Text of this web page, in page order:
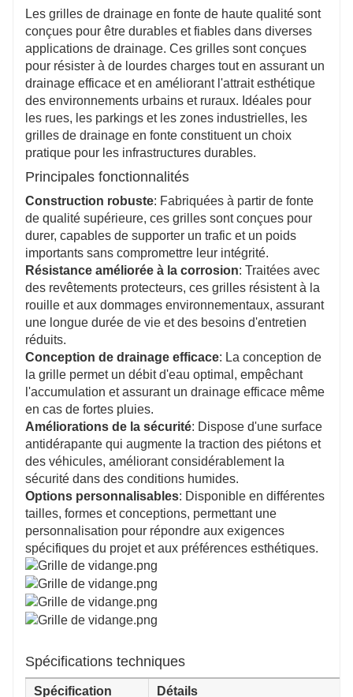
d'économiser sur les coûts de maintenance à long
terme.
Attrait écologique et esthétique
Fabriquées à partir de fonte recyclable, ces grilles
soutiennent la durabilité tout en offrant des designs
élégants qui mettent en valeur les paysages urbains.
Les grilles de drainage en fonte de haute qualité sont
conçues pour être durables et fiables dans diverses
applications de drainage. Ces grilles sont conçues
pour résister à de lourdes charges tout en assurant un
drainage efficace et en améliorant l'attrait esthétique
des environnements urbains et ruraux. Idéales pour
les rues, les parkings et les zones industrielles, les
grilles de drainage en fonte constituent un choix
pratique pour les infrastructures durables.
Principales fonctionnalités
Construction robuste: Fabriquées à partir de fonte
de qualité supérieure, ces grilles sont conçues pour
durer, capables de supporter un trafic et un poids
importants sans compromettre leur intégrité.
Résistance améliorée à la corrosion: Traitées avec
des revêtements protecteurs, ces grilles résistent à la
rouille et aux dommages environnementaux, assurant
une longue durée de vie et des besoins d'entretien
réduits.
Conception de drainage efficace: La conception de
la grille permet un débit d'eau optimal, empêchant
l'accumulation et assurant un drainage efficace même
en cas de fortes pluies.
Améliorations de la sécurité: Dispose d'une surface
antidérapante qui augmente la traction des piétons et
des véhicules, améliorant considérablement la
sécurité dans des conditions humides.
Options personnalisables: Disponible en différentes
tailles, formes et conceptions, permettant une
personnalisation pour répondre aux exigences
spécifiques du projet et aux préférences esthétiques.
Spécifications techniques
Spécification Détails